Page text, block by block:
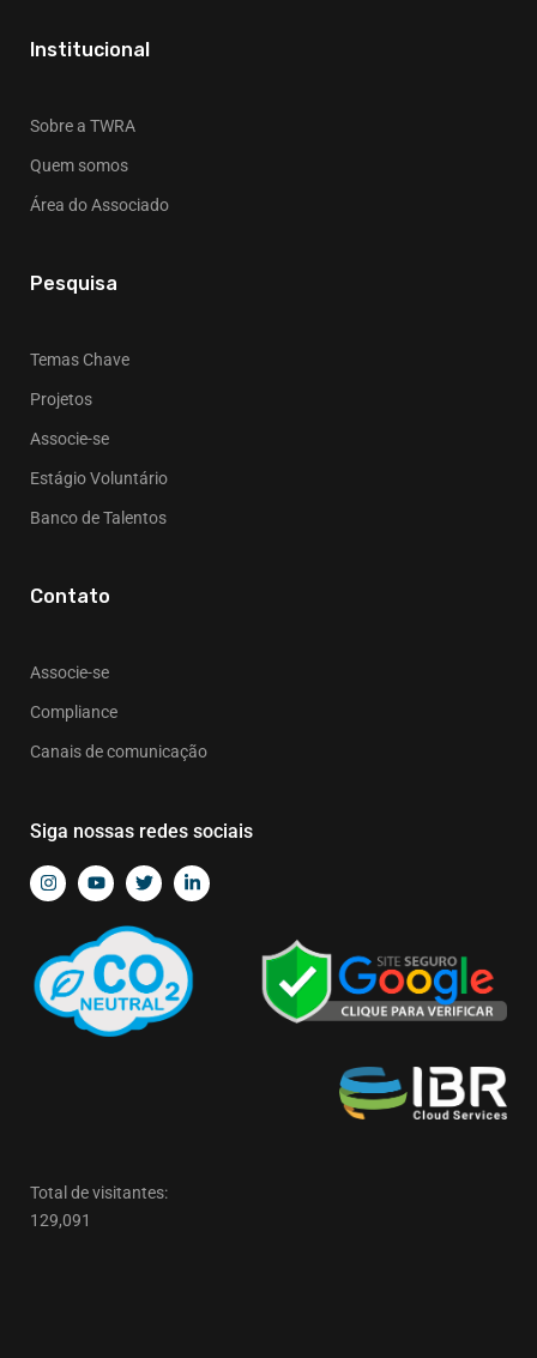
Institucional
Sobre a TWRA
Quem somos
Área do Associado
Pesquisa
Temas Chave
Projetos
Associe-se
Estágio Voluntário
Banco de Talentos
Contato
Associe-se
Compliance
Canais de comunicação
Siga nossas redes sociais
Total de visitantes:
129,091